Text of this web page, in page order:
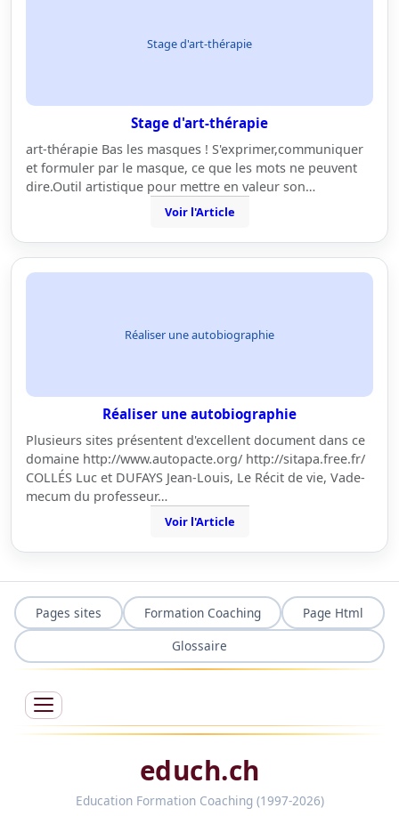
Stage d'art-thérapie
Stage d'art-thérapie
art-thérapie Bas les masques ! S'exprimer,communiquer
et formuler par le masque, ce que les mots ne peuvent
dire.Outil artistique pour mettre en valeur son…
Voir l'Article
Réaliser une autobiographie
Réaliser une autobiographie
Plusieurs sites présentent d'excellent document dans ce
domaine http://www.autopacte.org/ http://sitapa.free.fr/
COLLÉS Luc et DUFAYS Jean-Louis, Le Récit de vie, Vade-
mecum du professeur…
Voir l'Article
Pages sites Formation Coaching
Page Html
Glossaire
educh.ch
Education Formation Coaching (1997-2026)